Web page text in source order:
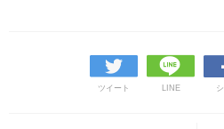
ツイート LINE